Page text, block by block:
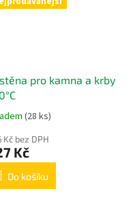
pro kamna a krby
(28 ks)
Kč bez DPH
Kč
Do košíku